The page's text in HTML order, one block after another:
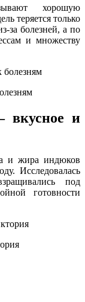
хорошую
теряется только
за болезней, а по
и множеству
вкусное и
и жира индюков
Исследовалась
под
готовности